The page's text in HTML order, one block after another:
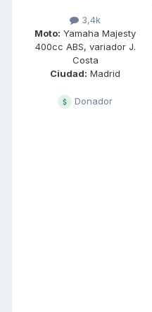
3,4k
Moto: Yamaha Majesty
400cc ABS, variador J.
Costa
Ciudad: Madrid
Donador